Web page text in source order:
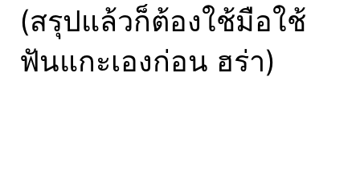
(สรุปแล้วก็ต้องใช้มือใช้
ฟันแกะเองก่อน ฮร่า)